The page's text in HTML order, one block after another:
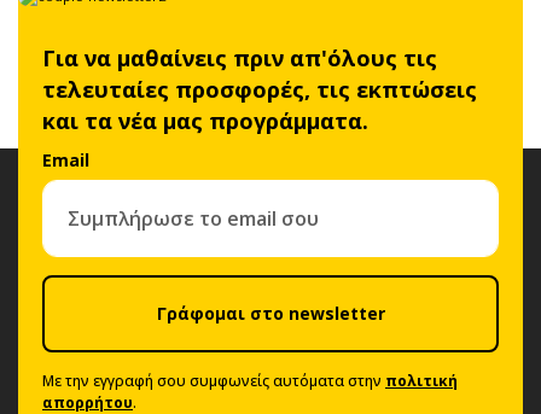
Για να μαθαίνεις πριν απ'όλους τις
τελευταίες προσφορές, τις εκπτώσεις
και τα νέα μας προγράμματα.
Email
Γράφομαι στο newsletter
Με την εγγραφή σου συμφωνείς αυτόματα στην πολιτική
απορρήτου.